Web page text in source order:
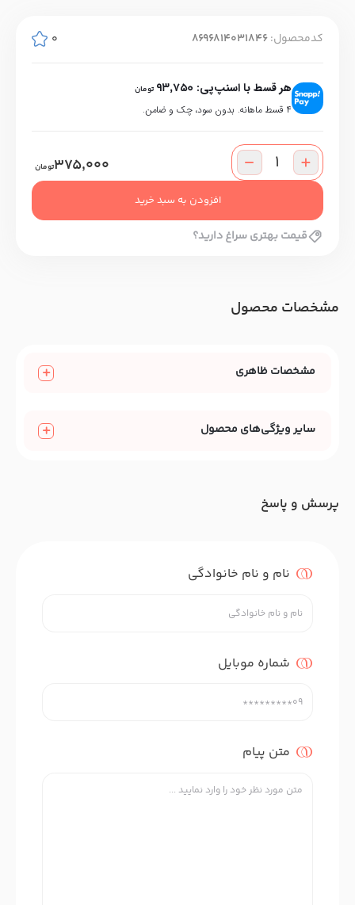
کدمحصول:8696814031846
0
هر قسط با اسنپ‌پی: 93,750 تومان
۴ قسط ماهانه. بدون سود، چک و ضامن.
375,000تومان
افزودن به سبد خرید
قیمت بهتری سراغ دارید؟
مشخصات محصول
مشخصات ظاهری
سایر ویژگی‌های محصول
پرسش و پاسخ
نام و نام خانوادگی
شماره موبایل
متن پیام